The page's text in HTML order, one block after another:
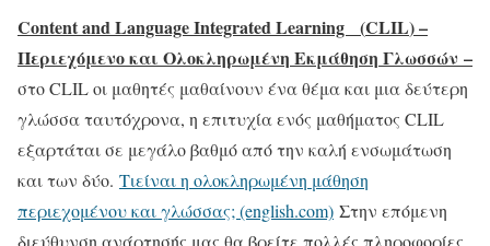
Content and Language Integrated Learning (CLIL) –
Περιεχόμενο και Ολοκληρωμένη Εκμάθηση Γλωσσών –
στο CLIL οι μαθητές μαθαίνουν ένα θέμα και μια δεύτερη
γλώσσα ταυτόχρονα, η επιτυχία ενός μαθήματος CLIL
εξαρτάται σε μεγάλο βαθμό από την καλή ενσωμάτωση
και των δύο. Τιείναι η ολοκληρωμένη μάθηση
περιεχομένου και γλώσσας; (english.com) Στην επόμενη
διεύθυνση ανάρτησής μας θα βρείτε πολλές πληροφορίες